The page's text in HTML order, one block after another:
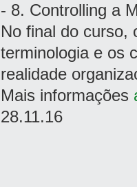
- 8. Controlling a
No final do curso,
terminologia e os
realidade
Mais informações
28.11.16